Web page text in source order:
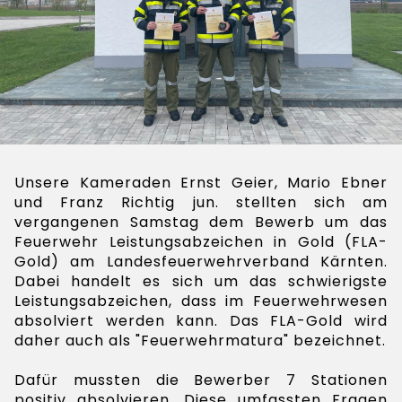
Unsere Kameraden Ernst Geier, Mario Ebner
und Franz Richtig jun. stellten sich am
vergangenen Samstag dem Bewerb um das
Feuerwehr Leistungsabzeichen in Gold (FLA-
Gold) am Landesfeuerwehrverband Kärnten.
Dabei handelt es sich um das schwierigste
Leistungsabzeichen, dass im Feuerwehrwesen
absolviert werden kann. Das FLA-Gold wird
daher auch als "Feuerwehrmatura" bezeichnet.
Dafür mussten die Bewerber 7 Stationen